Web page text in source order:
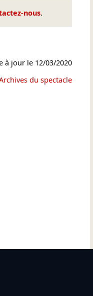
nous.
à jour le 12/03/2020
du spectacle